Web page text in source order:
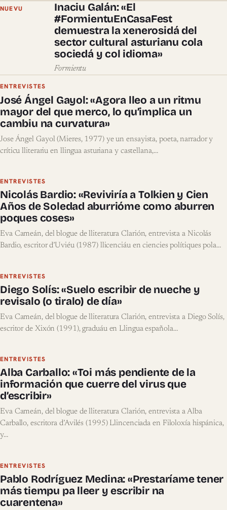
NUEVU
Inaciu Galán: «El
#FormientuEnCasaFest
demuestra la xenerosidá del
sector cultural asturianu cola
sociedá y col idioma»
Formientu
ENTREVISTES
José Ángel Gayol: «Agora lleo a un ritmu
mayor del que merco, lo qu’implica un
cambiu na curvatura»
Jose Ángel Gayol (Mieres, 1977) ye un ensayista, poeta, narrador y
críticu lliterariu en llingua asturiana y castellana,…
ENTREVISTES
Nicolás Bardio: «Reviviría a Tolkien y Cien
Años de Soledad aburrióme como aburren
poques coses»
Eva Cameán, del blogue de lliteratura Clarión, entrevista a Nicolás
Bardio, escritor d’Uviéu (1987) llicenciáu en ciencies polítiques pola…
ENTREVISTES
Diego Solís: «Suelo escribir de nueche y
revisalo (o tiralo) de día»
Eva Cameán, del blogue de lliteratura Clarión, entrevista a Diego Solís,
escritor de Xixón (1991), graduáu en Llingua española…
ENTREVISTES
Alba Carballo: «Toi más pendiente de la
información que cuerre del virus que
d’escribir»
Eva Cameán, del blogue de lliteratura Clarión, entrevista a Alba
Carballo, escritora d’Avilés (1995) Llincenciada en Filoloxía hispánica,
y…
ENTREVISTES
Pablo Rodríguez Medina: «Prestaríame tener
más tiempu pa lleer y escribir na
cuarentena»